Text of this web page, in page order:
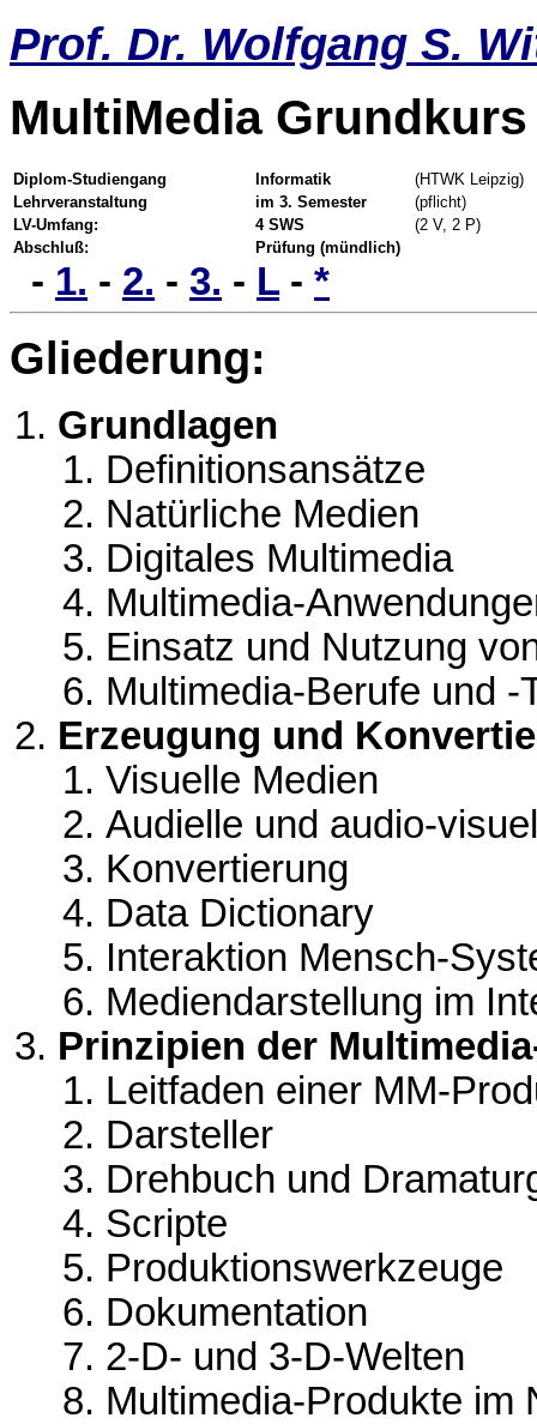
Prof. Dr. Wolfgang S.
MultiMedia Grundkurs
Diplom-Studiengang Informatik
(HTWK Leipzig)
Lehrveranstaltung
im 3. Semester
(pflicht)
LV-Umfang:
4 SWS
(2 V, 2 P)
Abschluß:
Prüfung (mündlich)
- 1. - 2. - 3. - L- *
Gliederung:
Grundlagen
Definitionsansätze
Natürliche Medien
Digitales Multimedia
Multimedia-
Einsatz und Nutzung
Multimedia-Berufe und -
Erzeugung und
Visuelle Medien
Audielle und audio-
Konvertierung
Data Dictionary
Interaktion Mensch-
Mediendarstellung im
Prinzipien der
Leitfaden einer MM-
Darsteller
Drehbuch und
Scripte
Produktionswerkzeuge
Dokumentation
2-D- und 3-D-Welten
Multimedia-Produkte im